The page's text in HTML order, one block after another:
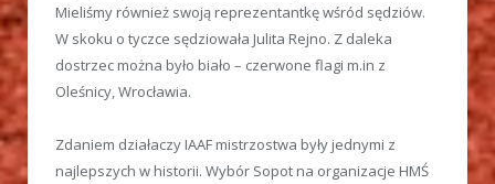
Mieliśmy również swoją reprezentantkę wśród sędziów.
W skoku o tyczce sędziowała Julita Rejno. Z daleka
dostrzec można było biało – czerwone flagi m.in z
Oleśnicy, Wrocławia.
Zdaniem działaczy IAAF mistrzostwa były jednymi z
najlepszych w historii. Wybór Sopot na organizacje HMŚ